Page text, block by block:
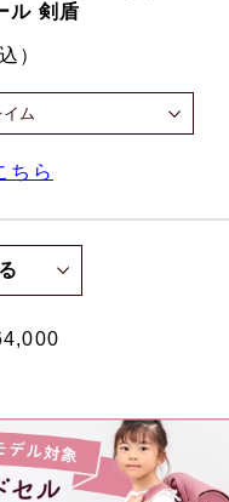
ル 剣盾
）
ちら